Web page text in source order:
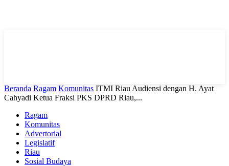
Beranda Ragam Komunitas ITMI Riau Audiensi dengan H. Ayat
Cahyadi Ketua Fraksi PKS DPRD Riau,...
Ragam
Komunitas
Advertorial
Legislatif
Riau
Sosial Budaya